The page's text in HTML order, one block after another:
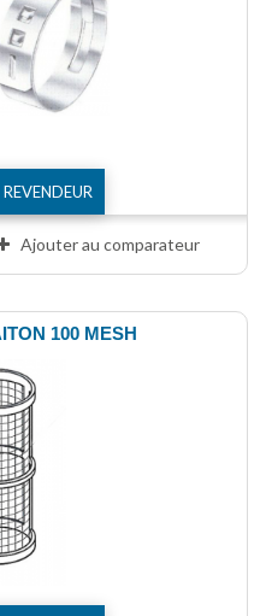
Ajouter au comparateur
100 MESH